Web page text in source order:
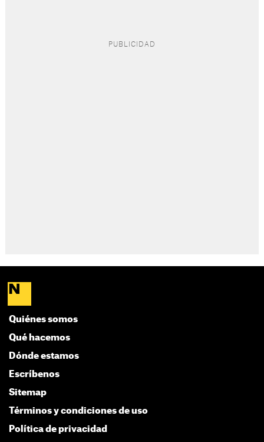
Quiénes somos
Qué hacemos
Dónde estamos
Escríbenos
Sitemap
Términos y condiciones de uso
Política de privacidad